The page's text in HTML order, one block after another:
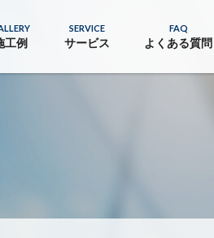
工例
SERVICE
サービス
FAQ
よくある質問